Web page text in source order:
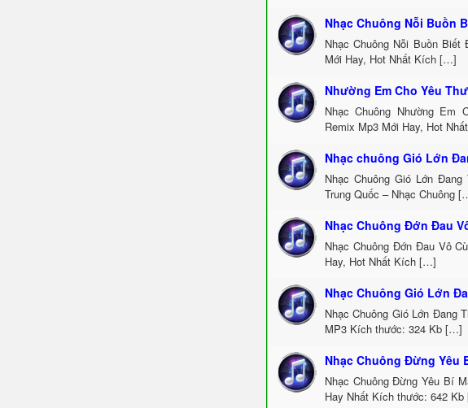
Nhạc Chuông Nỗi Buồn
Nhạc Chuông Nỗi Buồn
Mới Hay, Hot Nhất Kích […]
Nhường Em Cho Yêu
Nhạc Chuông Nhường Em
Remix Mp3 Mới Hay, Hot
Nhạc chuông Gió Lớn
Nhạc Chuông Gió Lớn
Trung Quốc – Nhạc Chuông
Nhạc Chuông Đớn Đau
Nhạc Chuông Đớn Đau Vô
Hay, Hot Nhất Kích […]
Nhạc Chuông Gió Lớn
Nhạc Chuông Gió Lớn Đang
MP3 Kích thước: 324 Kb […]
Nhạc Chuông Đừng Yêu
Nhạc Chuông Đừng Yêu Bí
Hay Nhất Kích thước: 642